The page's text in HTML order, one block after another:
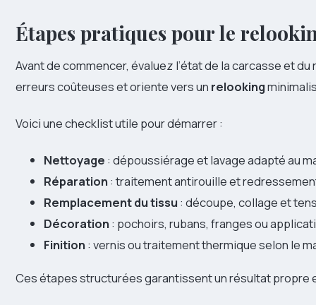
Étapes pratiques pour le
Avant de commencer, évaluez l’état de la carcasse et
erreurs coûteuses et oriente vers un relooking
Voici une checklist utile pour démarrer :
Nettoyage : dépoussiérage et lavage adapté au
Réparation : traitement antirouille et
Remplacement du tissu : découpe, collage et
Décoration : pochoirs, rubans, franges ou
Finition : vernis ou traitement thermique selon le
Ces étapes structurées garantissent un résultat propre